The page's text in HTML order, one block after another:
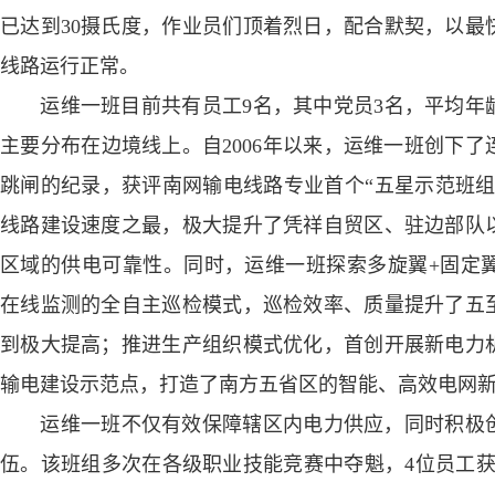
已达到30摄氏度，作业员们顶着烈日，配合默契，以
线路运行正常。
运维一班目前共有员工9名，其中党员3名，平均年
主要分布在边境线上。自2006年以来，运维一班创下了
跳闸的纪录，获评南网输电线路专业首个“五星示范班
线路建设速度之最，极大提升了凭祥自贸区、驻边部队
区域的供电可靠性。同时，运维一班探索多旋翼+固定
在线监测的全自主巡检模式，巡检效率、质量提升了五
到极大提高；推进生产组织模式优化，首创开展新电力
输电建设示范点，打造了南方五省区的智能、高效电网
运维一班不仅有效保障辖区内电力供应，同时积极
伍。该班组多次在各级职业技能竞赛中夺魁，4位员工